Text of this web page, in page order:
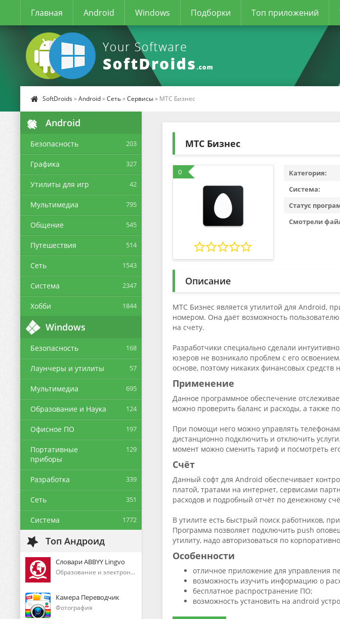
Главная Android Windows Подборки Топ приложений
SoftDroids »Android»Сеть»Сервисы» МТС Бизнес
Android
Безопасность 203
Графика 327
Утилиты для игр 42
Мультимедиа 795
Общение 545
Путешествия 514
Сеть 1543
Система 2347
Хобби 1844
Windows
Безопасность 168
Лаунчеры и утилиты 57
Мультимедиа 695
Образование и Наука 124
Офисное ПО 197
Портативные
приборы
129
Разработка 339
Сеть 351
Система 1772
Топ Андроид
Словари ABBYY Lingvo
Образование и электронные книги
Камера Переводчик
Фотография
МТС Бизнес
0 Категория:
Система:
Статус
Смотрели
Описание
МТС Бизнес является утилитой для Android,
номером. Она даёт возможность
на счету.
Разработчики специально сделали
юзеров не возникало проблем с его
основе, поэтому никаких финансовых средств
Применение
Данное программное обеспечение
можно проверить баланс и расходы, а также
При помощи него можно управлять
дистанционно подключить и отключить
момент можно сменить тариф и посмотреть
Счёт
Данный софт для Аndroid обеспечивает
платой, тратами на интернет, сервисами
расходов и подробный отчёт по денежному
В утилите есть быстрый поиск работников,
Программа позволяет подключить push
утилиту, надо авторизоваться по
Особенности
отличное приложение для управления
возможность изучить информацию о
бесплатное распространение ПО;
возможность установить на android